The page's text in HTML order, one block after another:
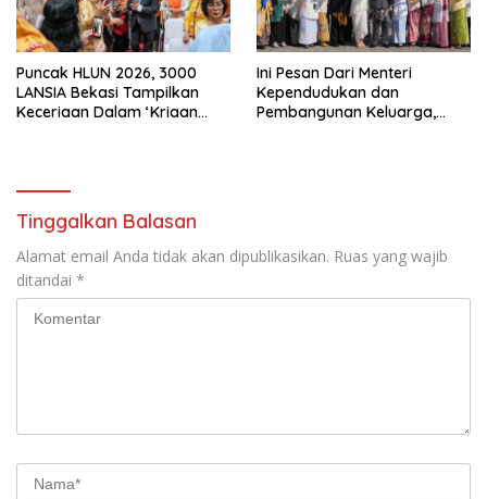
Puncak HLUN 2026, 3000
LANSIA Bekasi Tampilkan
Keceriaan Dalam ‘Kriaan
Ini Pesan Dari Menteri
Kependudukan dan
Pembangunan Keluarga,
Tinggalkan Balasan
Alamat email Anda tidak akan dipublikasikan. Ruas yang wajib
ditandai *